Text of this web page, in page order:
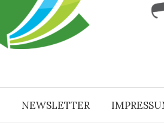
NEWSLETTER